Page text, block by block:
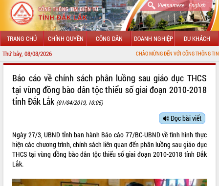
Vietnamese| English
TRANG CHỦ CHÍNH QUYỀN CÔNG DÂN DOANH NGHIỆP DU KHÁCH
Thứ bảy, 08/08/2026 CHÀO MỪNG ĐẾN VỚI CỔNG THÔNG TIN ĐIỆN TỬ
LÃNH ĐẠO UBND TỈNH
SỞ, BAN, NGÀNH
UBND CÁC XÃ, PHƯỜNG
Báo cáo về chính sách phân luồng sau giáo dục THCS
tại vùng đồng bào dân tộc thiểu số giai đoạn 2010-2018
tỉnh Đắk Lắk (01/04/2019, 10:05)
Đọc bài viết
Ngày 27/3, UBND tỉnh ban hành Báo cáo 77/BC-UBND về tình hình thực
hiện các chương trình, chính sách liên quan đến phân luồng sau giáo dục
THCS tại vùng đồng bào dân tộc thiểu số giai đoạn 2010-2018 tỉnh Đắk
Lắk.